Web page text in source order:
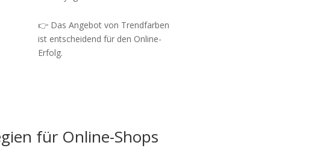
👉 Das Angebot von Trendfarben
ist entscheidend für den Online-
Erfolg.
für Online-Shops